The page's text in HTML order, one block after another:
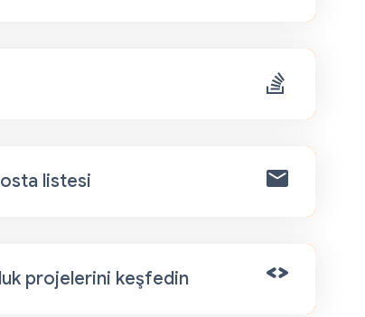
listesi
projelerini keşfedin